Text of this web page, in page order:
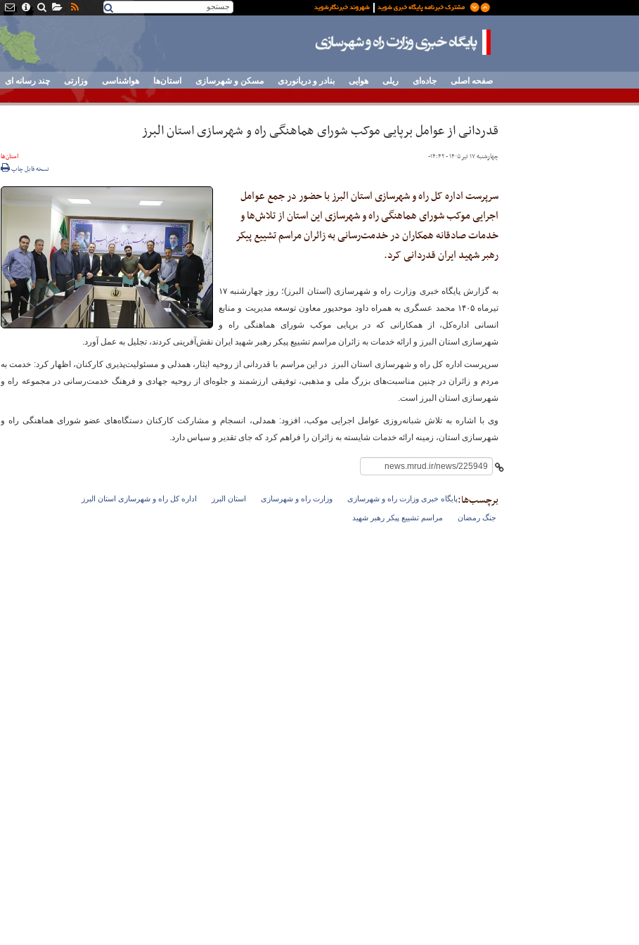
پایگاه خبری وزارت راه و
صفحه اصلی جاده‌ای ریلی هوایی بنادر و دریانوردی مسکن و شهرسازی استان‌ها هواشناسی وزارتی چند رسانه ای
قدردانی از عوامل برپایی موکب شورای هماهنگی راه و شهرسازی استان البرز
چهارشنبه ۱۷ تیر ۱۴۰۵ - ۱۴:۴۲ -
استان‌ها
نسخه قابل چاپ
سرپرست اداره کل راه و شهرسازی استان البرز با حضور در جمع عوامل
اجرایی موکب شورای هماهنگی راه و شهرسازی این استان از تلاش‌ها و
خدمات صادقانه همکاران در خدمت‌رسانی به زائران مراسم تشییع پیکر
رهبر شهید ایران قدردانی کرد.
به گزارش پایگاه خبری وزارت راه و شهرسازی (استان البرز)؛ روز چهارشنبه ۱۷
تیرماه ۱۴۰۵ محمد عسگری به همراه داود موحدپور معاون توسعه مدیریت و منابع
انسانی اداره‌کل، از همکارانی که در برپایی موکب شورای هماهنگی راه و
شهرسازی استان البرز و ارائه خدمات به زائران مراسم تشییع پیکر رهبر شهید ایران نقش‌آفرینی کردند، تجلیل به عمل آورد.
سرپرست اداره کل راه و شهرسازی استان البرز در این مراسم با قدردانی از روحیه ایثار، همدلی و مسئولیت‌پذیری کارکنان، اظهار کرد: خدمت به
مردم و زائران در چنین مناسبت‌های بزرگ ملی و مذهبی، توفیقی ارزشمند و جلوه‌ای از روحیه جهادی و فرهنگ خدمت‌رسانی در مجموعه راه و
شهرسازی استان البرز است.
وی با اشاره به تلاش شبانه‌روزی عوامل اجرایی موکب، افزود: همدلی، انسجام و مشارکت کارکنان دستگاه‌های عضو شورای هماهنگی راه و
شهرسازی استان، زمینه ارائه خدمات شایسته به زائران را فراهم کرد که جای تقدیر و سپاس دارد.
برچسب‌ها:پایگاه خبری وزارت راه و شهرسازی وزارت راه و شهرسازی استان البرز اداره کل راه و شهرسازی استان البرز
جنگ رمضان مراسم تشییع پیکر رهبر شهید